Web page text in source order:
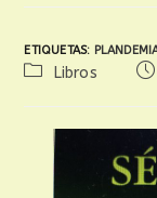
ETIQUETAS:
Libros